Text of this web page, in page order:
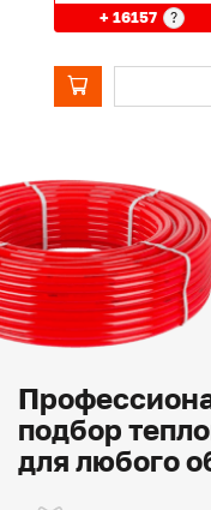
+ 16157 ?
подбор
для любого